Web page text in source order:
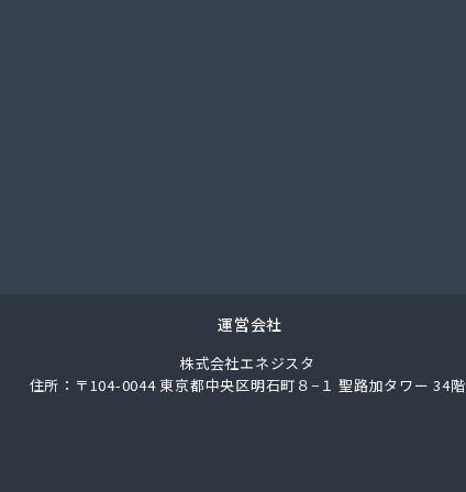
トーエル 西東京営業所
運営会社
株式会社エネジスタ
住所：〒104-0044 東京都中央区明石町８−１ 聖路加タワー 34階